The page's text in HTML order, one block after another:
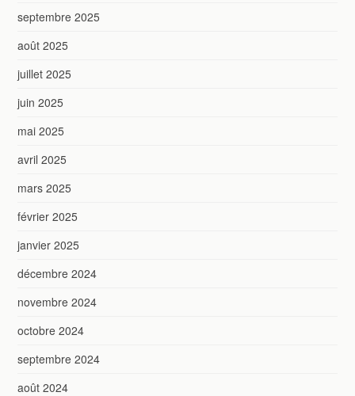
septembre 2025
août 2025
juillet 2025
juin 2025
mai 2025
avril 2025
mars 2025
février 2025
janvier 2025
décembre 2024
novembre 2024
octobre 2024
septembre 2024
août 2024